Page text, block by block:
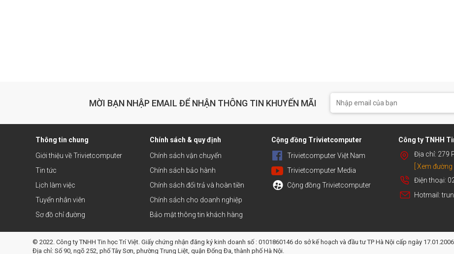
MỜI BẠN NHẬP EMAIL ĐỂ NHẬN THÔNG TIN KHUYẾN MÃI
Thông tin chung
Giới thiệu về Trivietcomputer
Tin tức
Lịch làm việc
Tuyển nhân viên
Sơ đồ chỉ đường
Chính sách & quy định
Chính sách vận chuyển
Chính sách bảo hành
Chính sách đổi trả và hoàn tiền
Chính sách cho doanh nghiệp
Bảo mật thông tin khách hàng
Cộng đồng Trivietcomputer
Trivietcomputer Việt Nam
Trivietcomputer Media
Cộng đồng Trivietcomputer
Công ty TNHH
Địa chỉ: 279
[ Xem đường
Điện thoại:
Hotmail:
© 2022. Công ty TNHH Tin học Trí Việt. Giấy chứng nhận đăng ký kinh doanh số : 0101860146 do sở kế hoạch và đầu tư TP Hà Nội cấp ngày
Địa chỉ: Số 90, ngõ 252, phố Tây Sơn, phường Trung Liệt, quận Đống Đa, thành phố Hà Nội.